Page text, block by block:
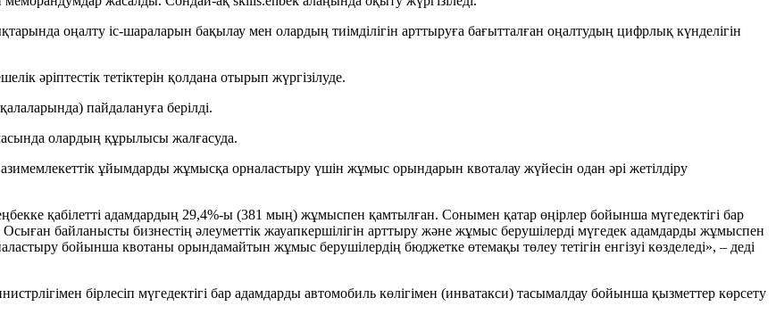
оңалту іс-шараларын бақылау мен олардың тиімділігін арттыруға бағытталған оңалтудың цифрлық күнделігін
әріптестік тетіктерін қолдана отырып жүргізілуде.
пайдалануға берілді.
олардың құрылысы жалғасуда.
ұйымдарды жұмысқа орналастыру үшін жұмыс орындарын квоталау жүйесін одан әрі жетілдіру
қабілетті адамдардың 29,4%-ы (381 мың) жұмыспен қамтылған. Сонымен қатар өңірлер бойынша мүгедектігі бар
байланысты бизнестің әлеуметтік жауапкершілігін арттыру және жұмыс берушілерді мүгедек адамдарды жұмыспен
бойынша квотаны орындамайтын жұмыс берушілердің бюджетке өтемақы төлеу тетігін енгізуі көзделеді», – деді
бірлесіп мүгедектігі бар адамдарды автомобиль көлігімен (инватакси) тасымалдау бойынша қызметтер көрсету